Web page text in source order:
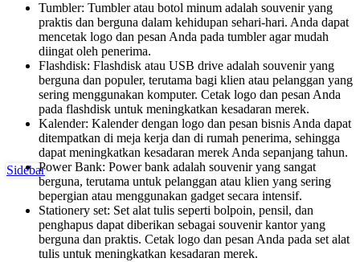
Tumbler: Tumbler atau botol minum adalah souvenir yang
praktis dan berguna dalam kehidupan sehari-hari. Anda dapat
mencetak logo dan pesan Anda pada tumbler agar mudah
diingat oleh penerima.
Flashdisk: Flashdisk atau USB drive adalah souvenir yang
berguna dan populer, terutama bagi klien atau pelanggan yang
sering menggunakan komputer. Cetak logo dan pesan Anda
pada flashdisk untuk meningkatkan kesadaran merek.
Kalender: Kalender dengan logo dan pesan bisnis Anda dapat
ditempatkan di meja kerja dan di rumah penerima, sehingga
dapat meningkatkan kesadaran merek Anda sepanjang tahun.
Power Bank: Power bank adalah souvenir yang sangat
berguna, terutama untuk pelanggan atau klien yang sering
bepergian atau menggunakan gadget secara intensif.
Stationery set: Set alat tulis seperti bolpoin, pensil, dan
penghapus dapat diberikan sebagai souvenir kantor yang
berguna dan praktis. Cetak logo dan pesan Anda pada set alat
tulis untuk meningkatkan kesadaran merek.
Sidebar